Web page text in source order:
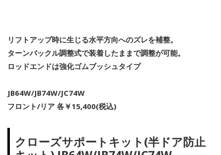
リフトアップ時に生じる水平方向へのズレを補整。
ターンバックル調整式で装着したままで調整が可能。
ロッドエンドは強化ゴムブッシュタイプ
JB64W/JB74W/JC74W
フロント/リア 各￥15,400(税込)
クローズサポートキット(半ドア防止